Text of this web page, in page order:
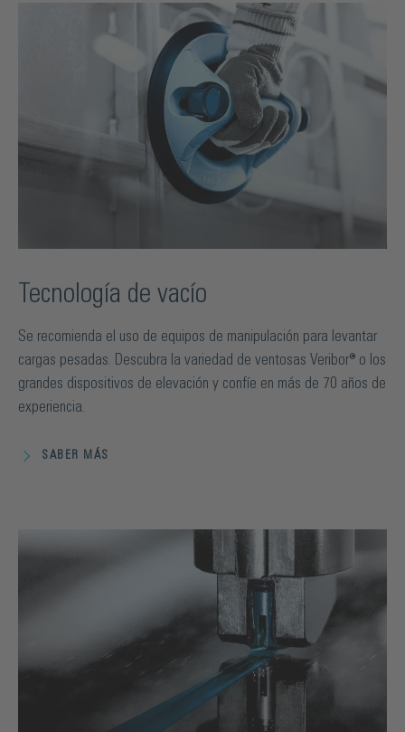
Tecnología de vacío
Se recomienda el uso de equipos de manipulación para levantar
cargas pesadas. Descubra la variedad de ventosas Veribor® o los
grandes dispositivos de elevación y confíe en más de 70 años de
experiencia.
SABER MÁS